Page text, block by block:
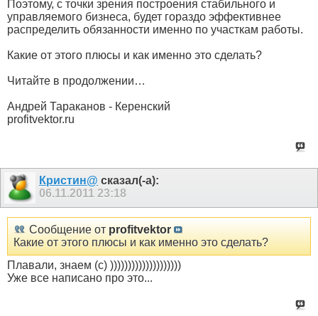
Поэтому, с точки зрения построения стабильного и
управляемого бизнеса, будет гораздо эффективнее
распределить обязанности именно по участкам работы.
Какие от этого плюсы и как именно это сделать?
Читайте в продолжении…
Андрей Тараканов - Керенский
profitvektor.ru
Кристин@ сказал(-а):
06.11.2011 23:18
Сообщение от profitvektor
Какие от этого плюсы и как именно это сделать?
Плавали, знаем (с) ))))))))))))))))))))
Уже все написано про это...